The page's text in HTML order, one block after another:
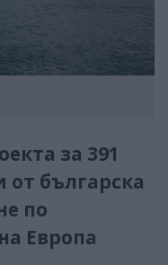
за 391
от българска
по
Европа